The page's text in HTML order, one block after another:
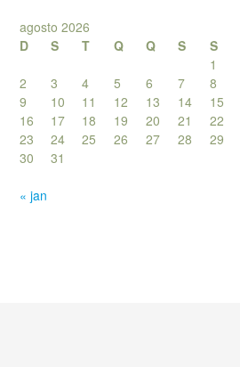
agosto 2026
D
S T Q Q S
S
1
2
3 4 5 6 7
8
9
10 11 12 13 14
15
16
17 18 19 20 21
22
23
24 25 26 27 28
29
30
31
« jan